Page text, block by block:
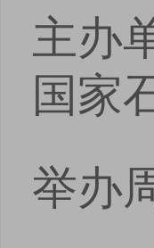
主办
国家
举办